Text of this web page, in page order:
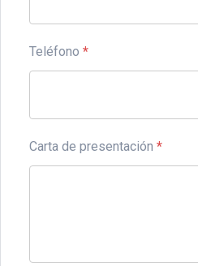
Teléfono *
Carta de presentación *